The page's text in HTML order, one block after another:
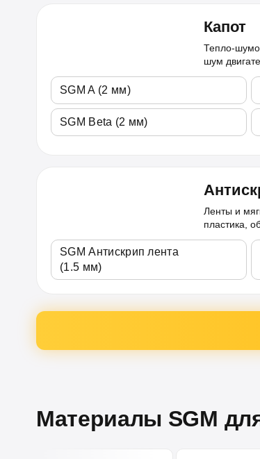
Капот
Тепло-
шум
SGM A (2 мм)
SGM Beta (2 мм)
Ленты и
пластика,
SGM Антискрип лента
(1.5 мм)
Материалы SGM